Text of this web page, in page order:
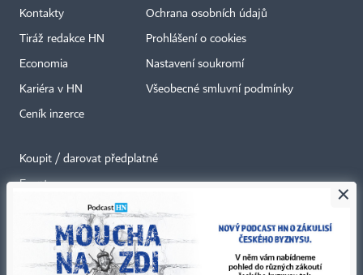
Kontakty
Tiráž redakce HN
Economia
Kariéra v HN
Ceník inzerce
Ochrana osobních údajů
Prohlášení o cookies
Nastavení soukromí
Všeobecné smluvní podmínky
Koupit / darovat předplatné
Eventy
Newslettery
RSS kanály
×